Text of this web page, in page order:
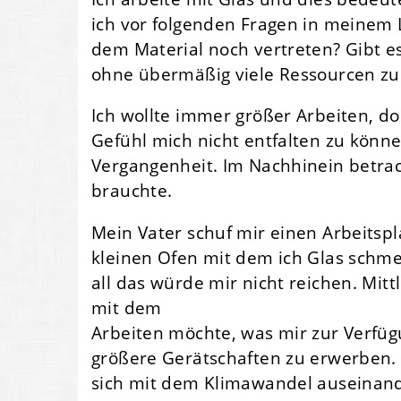
ich vor folgenden Fragen in
dem Material noch vertreten? Gibt
ohne übermäßig viele Ressourcen
Ich wollte immer größer Arbeiten,
Gefühl mich nicht entfalten zu
Vergangenheit. Im Nachhinein
brauchte.
Mein Vater schuf mir einen
kleinen Ofen mit dem ich Glas
all das würde mir nicht reichen.
mit dem
Arbeiten möchte, was mir zur
größere Gerätschaften zu
sich mit dem Klimawandel